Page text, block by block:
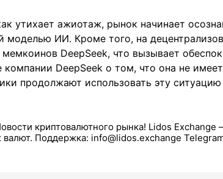
утихает ажиотаж, рынок начинает
моделью ИИ. Кроме того, на
DeepSeek, что вызывает
компании DeepSeek о том, что она не
продолжают использовать эту ситуацию
криптовалютного рынка! Lidos
валют. Поддержка: info@lidos.exchange